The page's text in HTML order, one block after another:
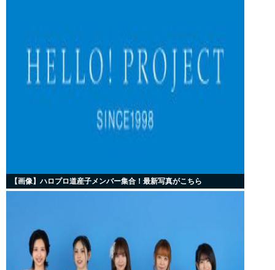
【画像】ハロプロ道産子メンバー集合！最新写真がこちら